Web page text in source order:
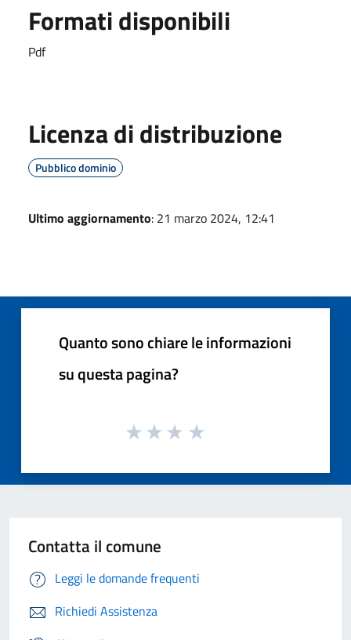
Formati disponibili
Pdf
Licenza di distribuzione
Pubblico dominio
Ultimo aggiornamento: 21 marzo 2024, 12:41
Quanto sono chiare le informazioni
su questa pagina?
Contatta il comune
Leggi le domande frequenti
Richiedi Assistenza